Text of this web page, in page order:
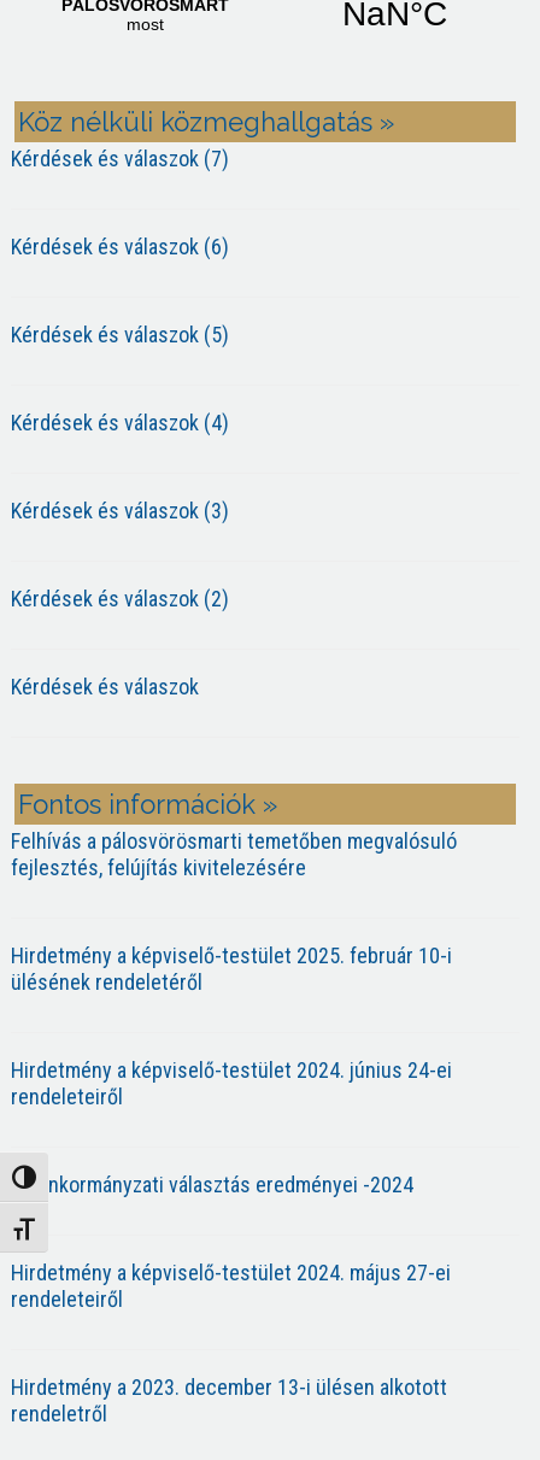
Nagy kontraszt váltása
Betűméret váltása
Köz nélküli közmeghallgatás »
Kérdések és válaszok (7)
Kérdések és válaszok (6)
Kérdések és válaszok (5)
Kérdések és válaszok (4)
Kérdések és válaszok (3)
Kérdések és válaszok (2)
Kérdések és válaszok
Fontos információk »
Felhívás a pálosvörösmarti temetőben megvalósuló
fejlesztés, felújítás kivitelezésére
Hirdetmény a képviselő-testület 2025. február 10-i
ülésének rendeletéről
Hirdetmény a képviselő-testület 2024. június 24-ei
rendeleteiről
Az önkormányzati választás eredményei -2024
Hirdetmény a képviselő-testület 2024. május 27-ei
rendeleteiről
Hirdetmény a 2023. december 13-i ülésen alkotott
rendeletről